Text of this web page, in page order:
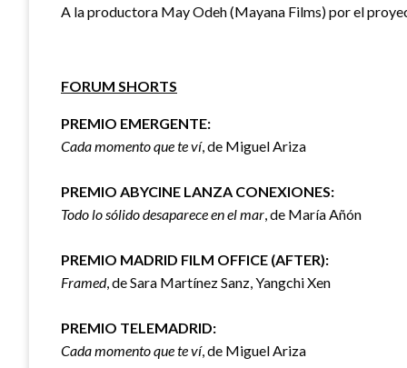
A la productora May Odeh (Mayana Films) por el
FORUM SHORTS
PREMIO EMERGENTE:
Cada momento que te ví, de Miguel Ariza
PREMIO ABYCINE LANZA CONEXIONES:
Todo lo sólido desaparece en el mar, de María Añón
PREMIO MADRID FILM OFFICE (AFTER):
Framed, de Sara Martínez Sanz, Yangchi Xen
PREMIO TELEMADRID:
Cada momento que te ví, de Miguel Ariza